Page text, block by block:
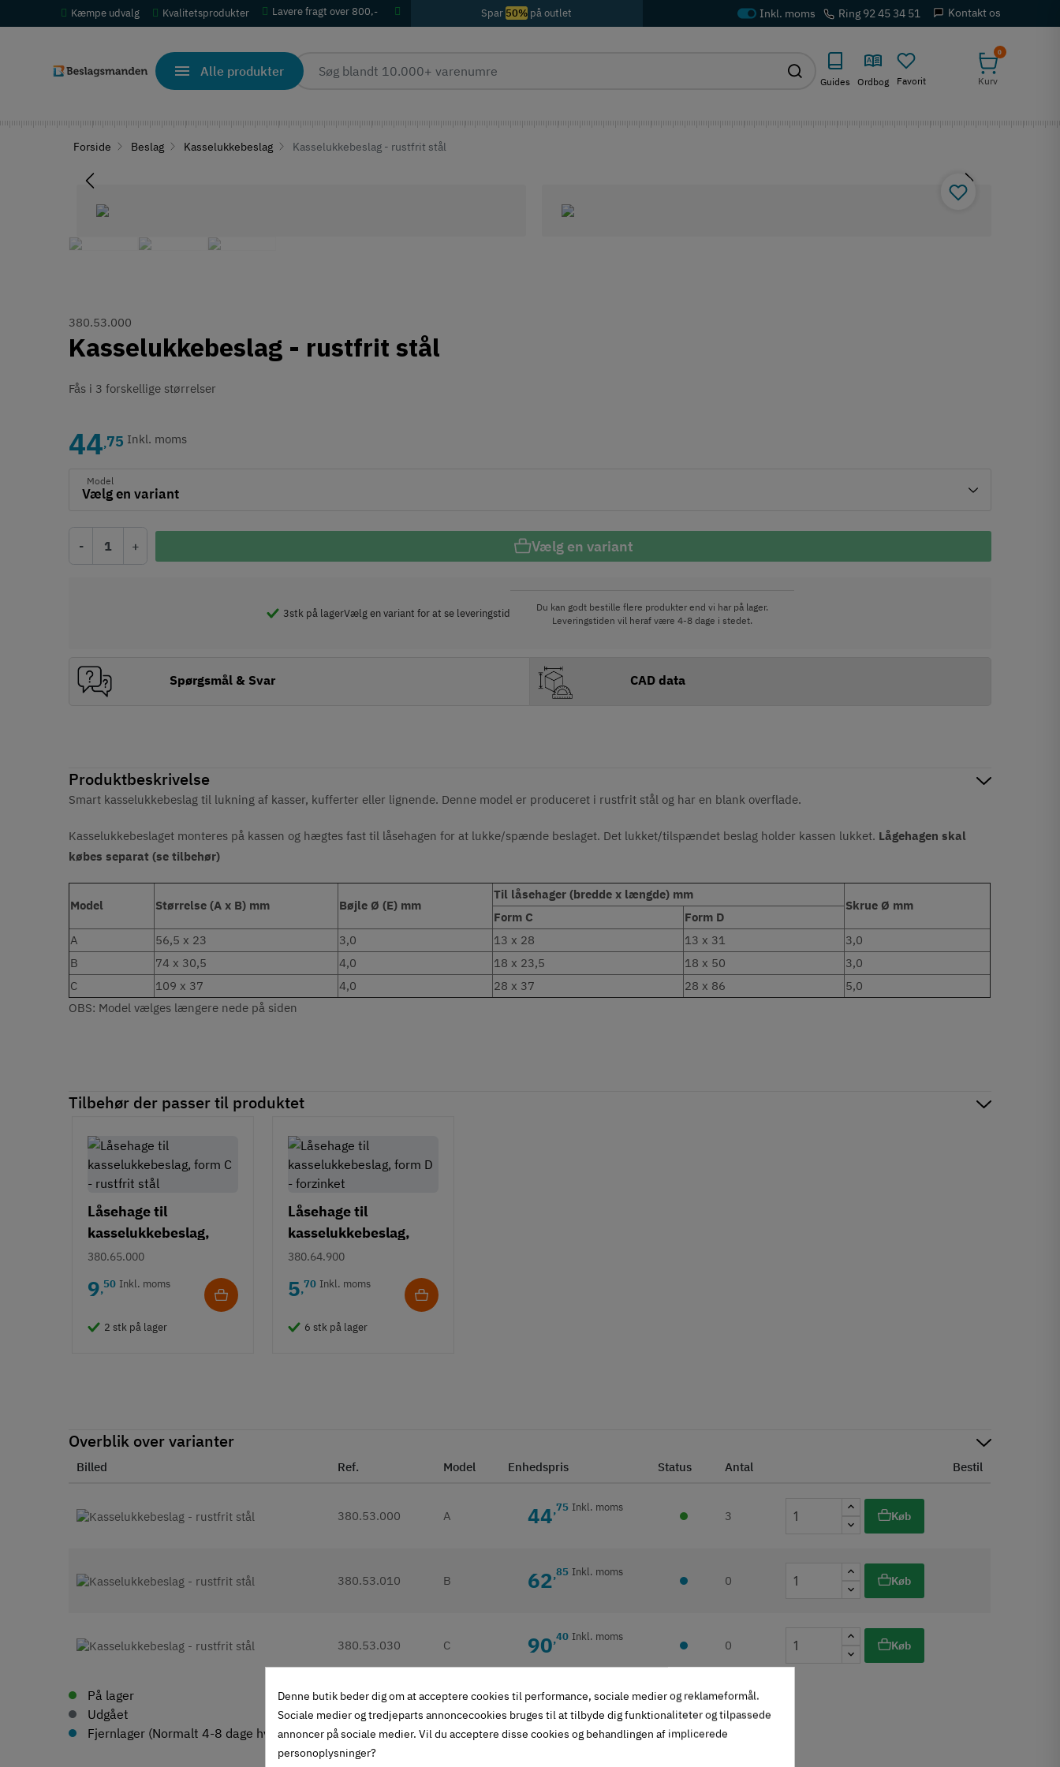
Kæmpe udvalg Kvalitetsprodukter Lavere fragt over 800,- Spar 50% på outlet Ring 92 45 34 51 Kontakt os
Alle produkter
Guides Ordbog Favorit
0
Kurv
Forside Beslag Kasselukkebeslag Kasselukkebeslag - rustfrit stål
Produktbeskrivelse
Smart kasselukkebeslag til lukning af kasser, kufferter eller lignende. Denne model er produceret i rustfrit stål og har en blank overflade.
Kasselukkebeslaget monteres på kassen og hægtes fast til låsehagen for at lukke/spænde beslaget. Det lukket/tilspændet beslag holder kassen lukket. Lågehagen skal
købes separat (se tilbehør)
Model Størrelse (A x B) mm Bøjle Ø (E) mm
Til låsehager (bredde x længde) mm
Skrue Ø mm
Form C
Form D
A
56,5 x 23 3,0 13 x 28 13 x 31
3,0
B
74 x 30,5 4,0 18 x 23,5 18 x 50
3,0
C
109 x 37 4,0 28 x 37 28 x 86
5,0
OBS: Model vælges længere nede på siden
Tilbehør der passer til produktet
Låsehage til
kasselukkebeslag,
form C - rustfrit stål
380.65.000
9,50 Inkl. moms
2 stk på lager
Låsehage til
kasselukkebeslag,
form D - forzinket
380.64.900
5,70 Inkl. moms
6 stk på lager
Overblik over varianter
Billed Ref. Model Enhedspris Status Antal Bestil
380.53.000 A 44,75 Inkl. moms
3 Køb
380.53.010 B 62,85 Inkl. moms
0 Køb
380.53.030 C 90,40 Inkl. moms
0 Køb
På lager
Udgået
Fjernlager (Normalt 4-8 dage hvis ikke andet angivet i beskrivelse)
380.53.000
Kasselukkebeslag - rustfrit stål
Fås i 3 forskellige størrelser
44,75 Inkl. moms
Model
- + Vælg en variant
3stk på lagerVælg en variant for at se leveringstid
Du kan godt bestille flere produkter end vi har på lager.
Leveringstiden vil heraf være 4-8 dage i stedet.
Spørgsmål & Svar CAD data
Denne butik beder dig om at acceptere cookies til performance, sociale medier og reklameformål.
Sociale medier og tredjeparts annoncecookies bruges til at tilbyde dig funktionaliteter og tilpassede
annoncer på sociale medier. Vil du acceptere disse cookies og behandlingen af implicerede
personoplysninger?